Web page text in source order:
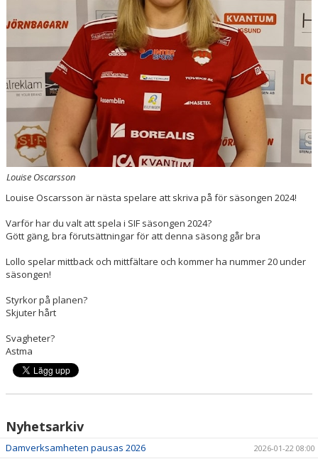
Louise Oscarsson
Louise Oscarsson är nästa spelare att skriva på för säsongen 2024!
Varför har du valt att spela i SIF säsongen 2024?
Gött gäng, bra förutsättningar för att denna säsong går bra
Lollo spelar mittback och mittfältare och kommer ha nummer 20 under
säsongen!
Styrkor på planen?
Skjuter hårt
Svagheter?
Astma
Nyhetsarkiv
Damverksamheten pausas 2026 2026-01-22 08:00